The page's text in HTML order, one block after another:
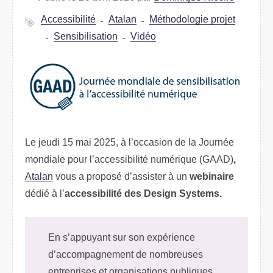
Accessibilité Atalan
Méthodologie projet
Sensibilisation
Vidéo
Le jeudi 15 mai 2025, à l’occasion de la Journée
mondiale pour l’accessibilité numérique (GAAD),
Atalan vous a proposé d’assister à un webinaire
dédié à l’accessibilité des Design Systems.
En s’appuyant sur son expérience
d’accompagnement de nombreuses